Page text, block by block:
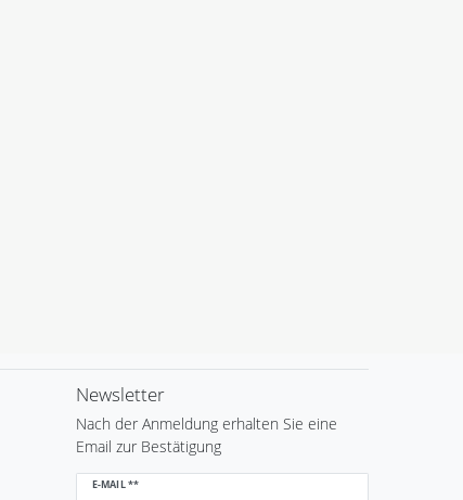
Newsletter
Nach der Anmeldung erhalten Sie eine
Email zur Bestätigung
E-MAIL **
Newsletter